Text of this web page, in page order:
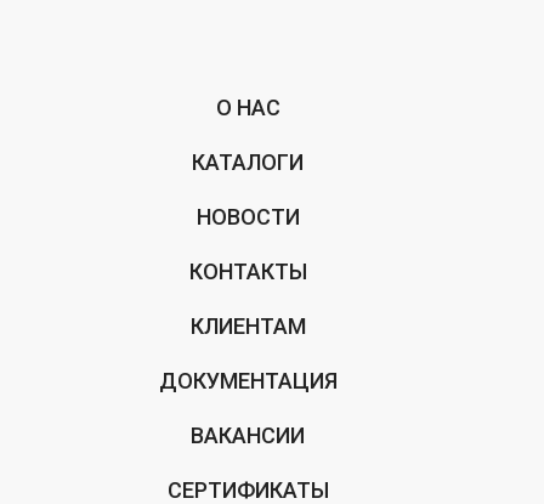
О НАС
КАТАЛОГИ
НОВОСТИ
КОНТАКТЫ
КЛИЕНТАМ
ДОКУМЕНТАЦИЯ
ВАКАНСИИ
СЕРТИФИКАТЫ